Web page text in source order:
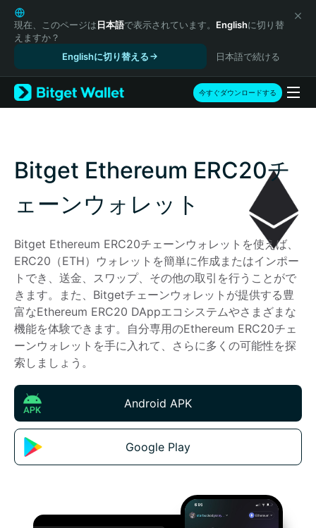
English
日本語
Tiếng Việt
Español (Latinoamérica)
Türkçe
Italiano
简体中文
繁體中文
Português (Portugal)
Bahasa Indonesia
हिन्दी
বাংলা
Español
Português (Brasil)
Español (Argentina)
現在、このページは日本語で表示されています。 Englishに切り替
えますか？
Englishに切り替える
日本語で続ける
今すぐダウンロードする
Bitget Ethereum ERC20チ
ェーンウォレット
Bitget Ethereum ERC20チェーンウォレットを使えば、
ERC20（ETH）ウォレットを簡単に作成またはインポー
トでき、送金、スワップ、その他の取引を行うことがで
きます。また、Bitgetチェーンウォレットが提供する豊
富なEthereum ERC20 DAppエコシステムやさまざまな
機能を体験できます。自分専用のEthereum ERC20チェ
ーンウォレットを手に入れて、さらに多くの可能性を探
索しましょう。
Android APK
Google Play